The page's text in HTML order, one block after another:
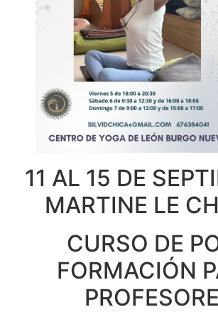
11 AL 15 DE
MARTINE LE
CURSO DE
FORMACIÓN